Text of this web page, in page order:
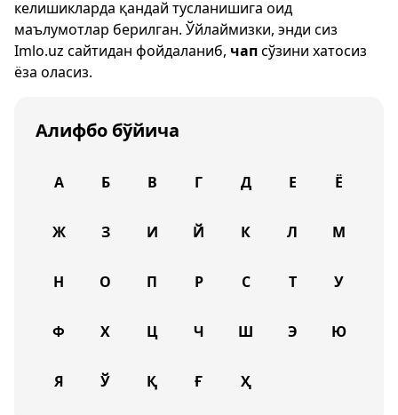
келишикларда қандай тусланишига оид
маълумотлар берилган. Ўйлаймизки, энди сиз
Imlo.uz сайтидан фойдаланиб, чапсўзини хатосиз
ёза оласиз.
Алифбо бўйича
А Б В Г Д Е Ё
Ж З И Й К Л М
Н О П Р С Т У
Ф Х Ц Ч Ш Э Ю
Я Ў Қ Ғ Ҳ